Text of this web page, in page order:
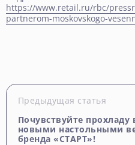
https://www.retail.ru/rbc/
partnerom-moskovskogo-
Предыдущая статья
Почувствуйте
новыми настольными
бренда «СТАРТ»!